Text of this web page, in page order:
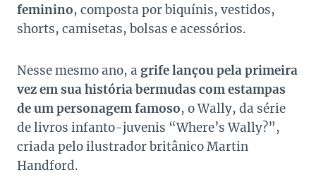
feminino, composta por biquínis, vestidos,
shorts, camisetas, bolsas e acessórios.
Nesse mesmo ano, a grife lançou pela primeira
vez em sua história bermudas com estampas
de um personagem famoso, o Wally, da série
de livros infanto-juvenis “Where’s Wally?”,
criada pelo ilustrador britânico Martin
Handford.